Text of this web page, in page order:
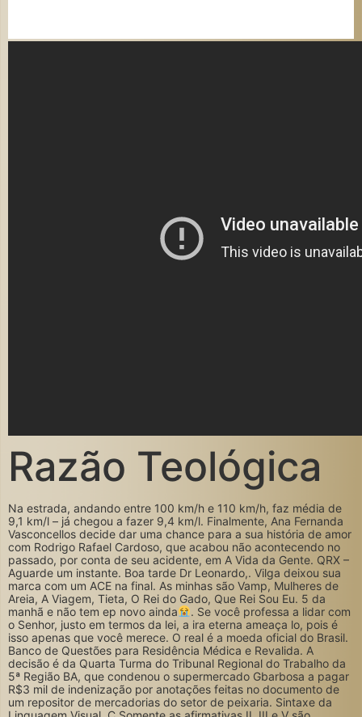
Razão Teológica
Na estrada, andando entre 100 km/h e 110 km/h, faz média de
9,1 km/l – já chegou a fazer 9,4 km/l. Finalmente, Ana Fernanda
Vasconcellos decide dar uma chance para a sua história de amor
com Rodrigo Rafael Cardoso, que acabou não acontecendo no
passado, por conta de seu acidente, em A Vida da Gente. QRX –
Aguarde um instante. Boa tarde Dr Leonardo,. Vilga deixou sua
marca com um ACE na final. As minhas são Vamp, Mulheres de
Areia, A Viagem, Tieta, O Rei do Gado, Que Rei Sou Eu. 5 da
manhã e não tem ep novo ainda
. Se você professa a lidar com
o Senhor, justo em termos da lei, a ira eterna ameaça lo, pois é
isso apenas que você merece. O real é a moeda oficial do Brasil.
Banco de Questões para Residência Médica e Revalida. A
decisão é da Quarta Turma do Tribunal Regional do Trabalho da
5ª Região BA, que condenou o supermercado Gbarbosa a pagar
R$3 mil de indenização por anotações feitas no documento de
um repositor de mercadorias do setor de peixaria. Sintaxe da